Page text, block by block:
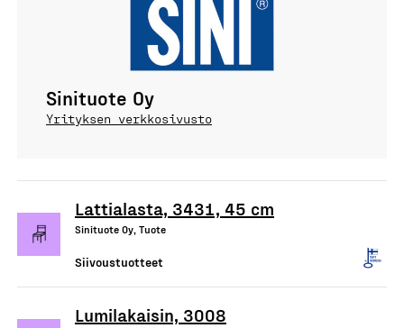
Sinituote Oy
Yrityksen verkkosivusto
Lattialasta, 3431, 45 cm
Sinituote Oy, Tuote
Siivoustuotteet
Lumilakaisin, 3008